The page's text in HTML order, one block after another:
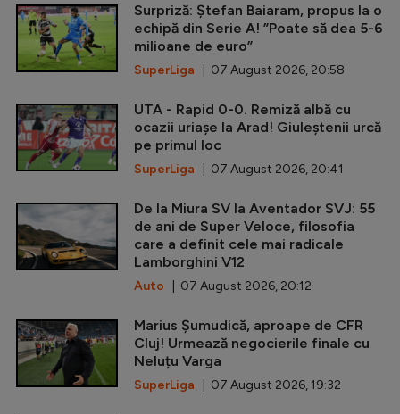
Surpriză: Ștefan Baiaram, propus la o
echipă din Serie A! ”Poate să dea 5-6
milioane de euro”
SuperLiga | 07 August 2026, 20:58
UTA - Rapid 0-0. Remiză albă cu
ocazii uriașe la Arad! Giuleștenii urcă
pe primul loc
SuperLiga | 07 August 2026, 20:41
De la Miura SV la Aventador SVJ: 55
de ani de Super Veloce, filosofia
care a definit cele mai radicale
Lamborghini V12
Auto | 07 August 2026, 20:12
Marius Șumudică, aproape de CFR
Cluj! Urmează negocierile finale cu
Neluțu Varga
SuperLiga | 07 August 2026, 19:32